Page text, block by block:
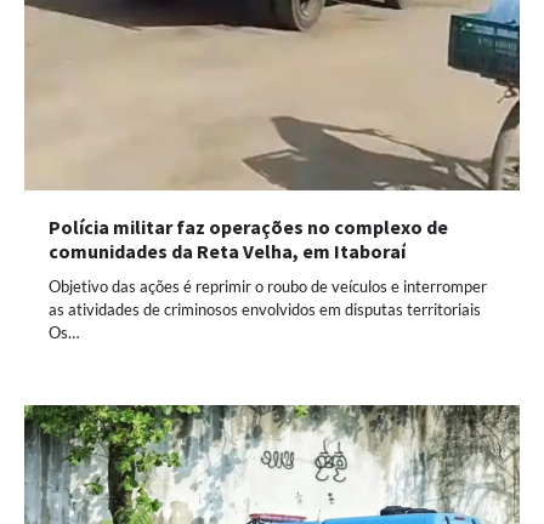
Polícia militar faz operações no complexo de
comunidades da Reta Velha, em Itaboraí
Objetivo das ações é reprimir o roubo de veículos e interromper
as atividades de criminosos envolvidos em disputas territoriais
Os…